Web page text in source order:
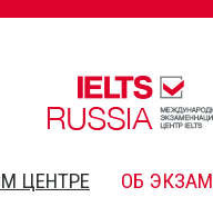
ЦЕНТРЕ ОБ